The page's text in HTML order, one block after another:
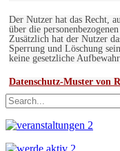
Der Nutzer hat das Recht,
über die
Zusätzlich hat der Nutzer
Sperrung und Löschung
keine gesetzliche
Datenschutz-Muster von